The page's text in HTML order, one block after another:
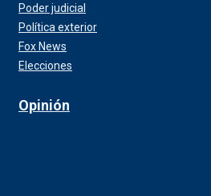
Poder judicial
Política exterior
Fox News
Elecciones
Opinión